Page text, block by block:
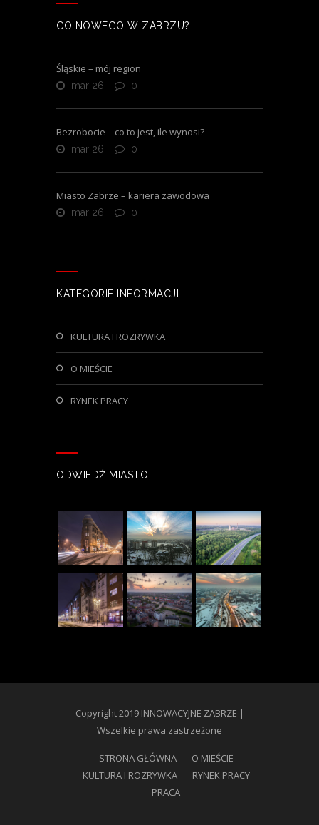
CO NOWEGO W ZABRZU?
Śląskie – mój region
mar 26 0
Bezrobocie – co to jest, ile wynosi?
mar 26 0
Miasto Zabrze – kariera zawodowa
mar 26 0
KATEGORIE INFORMACJI
KULTURA I ROZRYWKA
O MIEŚCIE
RYNEK PRACY
ODWIEDŹ MIASTO
Copyright 2019 INNOWACYJNE ZABRZE |
Wszelkie prawa zastrzeżone
STRONA GŁÓWNA
O MIEŚCIE
KULTURA I ROZRYWKA
RYNEK PRACY
PRACA